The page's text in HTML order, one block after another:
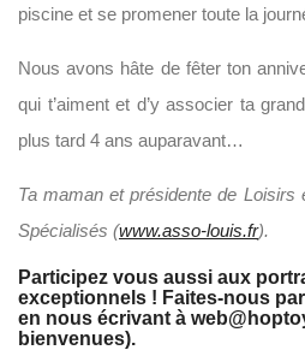
piscine et se promener toute la
Nous avons hâte de fêter ton
qui t’aiment et d’y associer ta
plus tard 4 ans auparavant…
Ta maman et présidente de Loisirs
Spécialisés (www.asso-louis.fr).
Participez vous aussi aux
exceptionnels ! Faites-nous
en nous écrivant à
bienvenues).